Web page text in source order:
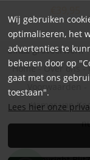
BlitZz graveerwerk
Home- Over ons -
Voorwaarden
Kamer van
Wij gebruiken
optimaliseren, het
advertenties te
beheren door op
gaat met ons
toestaan".
Lees hier onze